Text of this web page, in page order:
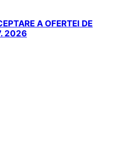
A OFERTEI DE
2026